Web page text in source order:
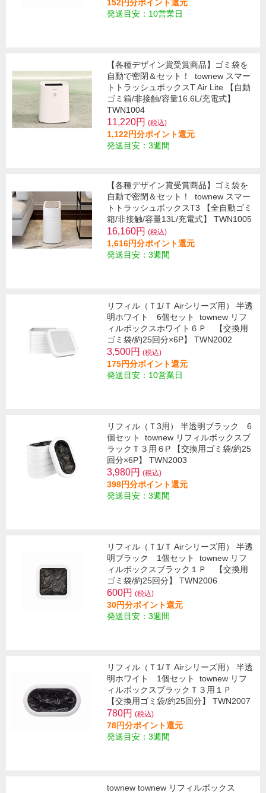
152円分ポイント還元
発送目安：10営業日
【各種デザイン賞受賞商品】ゴミ袋を
自動で密閉＆セット！
townew スマー
トトラッシュボックスT Air Lite 【自動
ゴミ箱/非接触/容量16.6L/充電式】
TWN1004
11,220円 (税込)
1,122円分ポイント還元
発送目安：3週間
【各種デザイン賞受賞商品】ゴミ袋を
自動で密閉＆セット！
townew スマー
トトラッシュボックスT3 【全自動ゴミ
箱/非接触/容量13L/充電式】 TWN1005
16,160円 (税込)
1,616円分ポイント還元
発送目安：3週間
リフィル（Ｔ1/Ｔ Airシリーズ用） 半透
明ホワイト 6個セット
townew リフ
ィルボックスホワイト６Ｐ 【交換用
ゴミ袋/約25回分×6P】 TWN2002
3,500円 (税込)
175円分ポイント還元
発送目安：10営業日
リフィル（Ｔ3用） 半透明ブラック 6
個セット
townew リフィルボックスブ
ラックＴ３用６P 【交換用ゴミ袋/約25
回分×6P】 TWN2003
3,980円 (税込)
398円分ポイント還元
発送目安：3週間
リフィル（Ｔ1/Ｔ Airシリーズ用） 半透
明ブラック 1個セット
townew リフ
ィルボックスブラック１Ｐ 【交換用
ゴミ袋/約25回分】 TWN2006
600円 (税込)
30円分ポイント還元
発送目安：3週間
リフィル（Ｔ1/Ｔ Airシリーズ用） 半透
明ホワイト 1個セット
townew リフ
ィルボックスブラックＴ３用１Ｐ
【交換用ゴミ袋/約25回分】 TWN2007
780円 (税込)
78円分ポイント還元
発送目安：3週間
townew townew リフィルボックス